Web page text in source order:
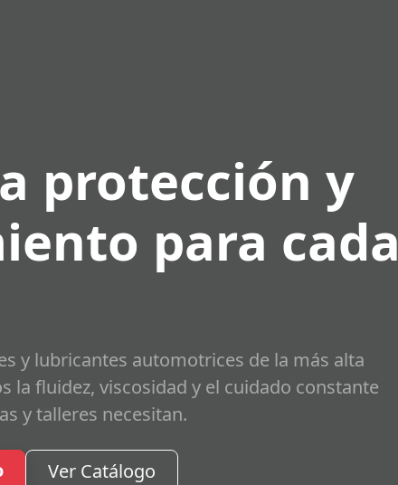
protección y
para cada
y lubricantes automotrices de la más alta
la fluidez, viscosidad y el cuidado constante
y talleres necesitan.
Ver Catálogo